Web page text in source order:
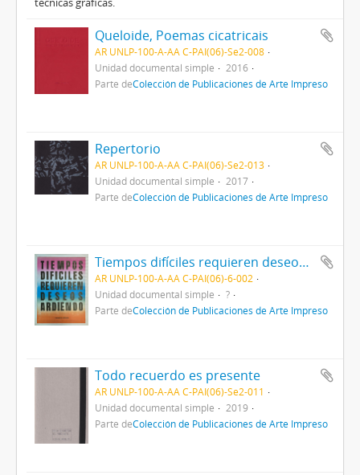
Queloide, Poemas cicatricais
AR UNLP-100-A-AA C-PAI(06)-Se2-008
Unidad documental simple
2016
Parte deColección de Publicaciones de Arte Impreso
Repertorio
AR UNLP-100-A-AA C-PAI(06)-Se2-013
Unidad documental simple
2017
Parte deColección de Publicaciones de Arte Impreso
Tiempos difíciles requieren deseos ardiendo
AR UNLP-100-A-AA C-PAI(06)-6-002
Unidad documental simple
?
Parte deColección de Publicaciones de Arte Impreso
Todo recuerdo es presente
AR UNLP-100-A-AA C-PAI(06)-Se2-011
Unidad documental simple
2019
Parte deColección de Publicaciones de Arte Impreso